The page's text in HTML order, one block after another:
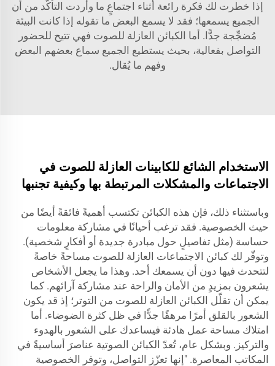
إذا خطرت لك فكرة رائعة أثناء اجتماعٍ ما وأردت التأكّد من أن
الجميع يسمعها؛ فقد لا يسمع البعض ما تقوله إذا كانت البيئة
مُضجِّجة جدًّا. أما الكبائن العازلة للصوت فهي تتيح للحضور
التواصل بفعالية، بحيث يستطيع الجميع سماع بعضهم البعض
وفهم ما يُقال.
الاستخدام الشائع للكابينات العازلة للصوت في
الاجتماعات والمشكلات المرتبطة بها وكيفية تجنبها
وباستثناء ذلك، فإن هذه الكبائن تكتسب أهميةً فائقةً أيضًا من
حيث الخصوصية. فقد ترغب أحيانًا في مشاركة معلومات
حساسة (مثل تفاصيلٍ حول مبادرة جديدة أو أفكارٍ شخصية).
وتوفّر لك كبائن الاجتماعات العازلة للصوت مساحةً خاصةً
لتتحدث فيها دون أن يسمعك أحد. وهذا ما يجعل الأشخاص
يشعرون بمزيدٍ من الأمان والراحة عند مشاركة آرائهم. كما
يمكن أن تقلّل الكبائن العازلة للصوت من التوتر؛ إذ قد يكون
الشعور بالقلق أمرًا مرهقًا جدًّا في ظل كثرة الضوضاء. أما
امتلاك مساحة عمل هادئة فيساعدك على الشعور بالهدوء
والتركيز. وبشكل عام، تُعدّ الكبائن الصوتية عناصرَ أساسيةً في
المكاتب المعاصرة. "إنها تعزّز التواصل، وتوفر الخصوصية